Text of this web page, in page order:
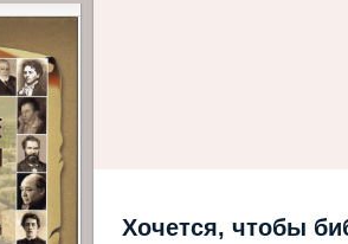
Хочется, чтобы